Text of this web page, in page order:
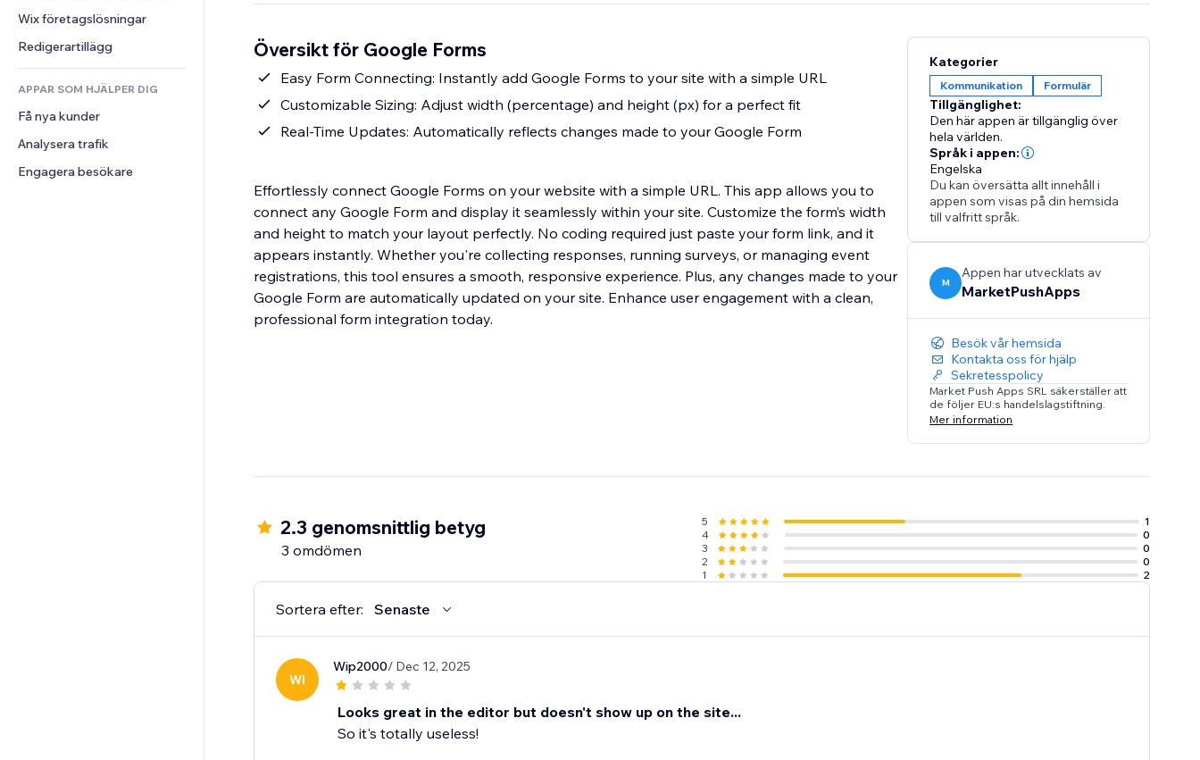
Crowdfunding
Mat och dryck
Nyheter
Banners och märken
Kalkylatorer
Sök
Väder
Diagram och tabeller
Telefon
Community
Omdömen och recensioner
CRM
Wix företagslösningar
Redigerartillägg
APPAR SOM HJÄLPER DIG
Få nya kunder
Analysera trafik
Engagera besökare
Översikt för Google Forms
Easy Form Connecting: Instantly add Google Forms to your site with a simple URL
Customizable Sizing: Adjust width (percentage) and height (px) for a perfect fit
Real-Time Updates: Automatically reflects changes made to your Google Form
Effortlessly connect Google Forms on your website with a simple URL. This app allows you to
connect any Google Form and display it seamlessly within your site. Customize the form’s width
and height to match your layout perfectly. No coding required just paste your form link, and it
appears instantly. Whether you're collecting responses, running surveys, or managing event
registrations, this tool ensures a smooth, responsive experience. Plus, any changes made to your
Google Form are automatically updated on your site. Enhance user engagement with a clean,
professional form integration today.
Kategorier
Kommunikation Formulär
Tillgänglighet:
Den här appen är tillgänglig över
hela världen.
Språk i appen:
Engelska
Du kan översätta allt innehåll i
appen som visas på din hemsida
till valfritt språk.
M
Appen har utvecklats av
MarketPushApps
Besök vår hemsida
Kontakta oss för hjälp
Sekretesspolicy
Market Push Apps SRL säkerställer att
de följer EU:s handelslagstiftning.
Mer information
2.3 genomsnittlig betyg
3 omdömen
5
1
4
0
3
0
2
0
1
2
Sortera efter: Senaste
WI
Wip2000/ Dec 12, 2025
Looks great in the editor but doesn't show up on the site...
So it's totally useless!